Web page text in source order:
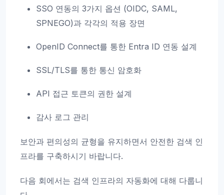
SSO 연동의 3가지 옵션 (OIDC, SAML,
SPNEGO)과 각각의 적용 장면
OpenID Connect를 통한 Entra ID 연동 설계
SSL/TLS를 통한 통신 암호화
API 접근 토큰의 권한 설계
감사 로그 관리
보안과 편의성의 균형을 유지하면서 안전한 검색 인
프라를 구축하시기 바랍니다.
다음 회에서는 검색 인프라의 자동화에 대해 다룹니